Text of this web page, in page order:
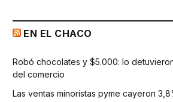
EN EL CHACO
Robó chocolates y $5.000: lo
del comercio
Las ventas minoristas pyme cayeron